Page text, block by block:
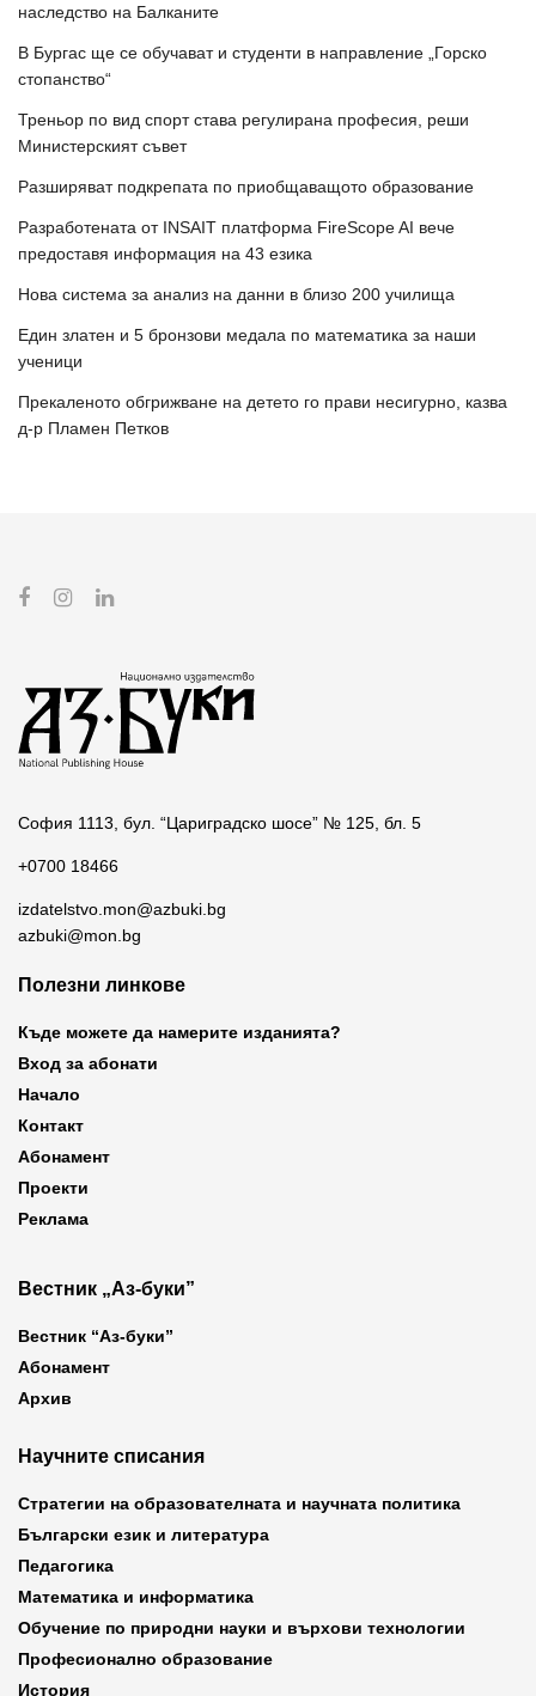
наследство на Балканите
В Бургас ще се обучават и студенти в направление „Горско
стопанство“
Треньор по вид спорт става регулирана професия, реши
Министерският съвет
Разширяват подкрепата по приобщаващото образование
Разработената от INSAIT платформа FireScope AI вече
предоставя информация на 43 езика
Нова система за анализ на данни в близо 200 училища
Един златен и 5 бронзови медала по математика за наши
ученици
Прекаленото обгрижване на детето го прави несигурно, казва
д-р Пламен Петков
София 1113, бул. “Цариградско шосе” № 125, бл. 5
+0700 18466
izdatelstvo.mon@azbuki.bg
azbuki@mon.bg
Полезни линкове
Къде можете да намерите изданията?
Вход за абонати
Начало
Контакт
Абонамент
Проекти
Реклама
Вестник „Аз-буки”
Вестник “Аз-буки”
Абонамент
Архив
Научните списания
Стратегии на образователната и научната политика
Български език и литература
Педагогика
Математика и информатика
Обучение по природни науки и върхови технологии
Професионално образование
История